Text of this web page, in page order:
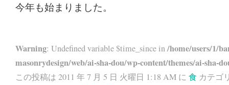
今年も始まりました。
Warning: Undefined variable $time_since in/home/users/1/
masonrydesign/web/ai-sha-dou/wp-content/themes/ai-sha-
この投稿は 2011 年 7 月 5 日 火曜日 1:18 AM に 食 カテゴ